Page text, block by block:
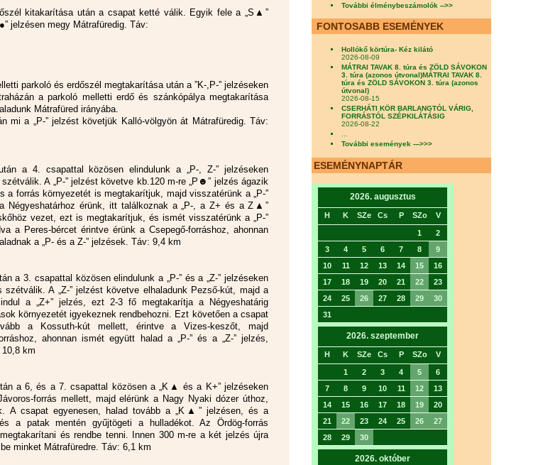
kitakarítása után a csapat ketté válik. Egyik fele a „S▲”
jelzésen megy Mátrafüredig. Táv:
parkoló és erdőszél megtakarítása után a ”K-,P-” jelzéseken
a parkoló melletti erdő és szánkópálya megtakarítása
Mátrafüred irányába.
mi a „P-” jelzést követjük Kalló-völgyön át Mátrafüredig. Táv:
a 4. csapattal közösen elindulunk a „P-, Z-” jelzéseken
A „P-” jelzést követve kb.120 m-re „P☻” jelzés ágazik
a forrás környezetét is megtakarítjuk, majd visszatérünk a „P-”
Négyeshatárhoz érünk, itt találkoznak a „P-, a Z+ és a Z▲”
vezet, ezt is megtakarítjuk, és ismét visszatérünk a „P-”
a Peres-bércet érintve érünk a Csepegő-forráshoz, ahonnan
a „P- és a Z-” jelzések. Táv: 9,4 km
a 3. csapattal közösen elindulunk a „P-” és a „Z-” jelzéseken
szétválik. A „Z-” jelzést követve elhaladunk Pezső-kút, majd a
a „Z+” jelzés, ezt 2-3 fő megtakarítja a Négyeshatárig
környezetét igyekeznek rendbehozni. Ezt követően a csapat
a Kossuth-kút mellett, érintve a Vizes-keszőt, majd
ahonnan ismét együtt halad a „P-” és a „Z-” jelzés,
km
a 6, és a 7. csapattal közösen a „K▲ és a K+” jelzéseken
forrás mellett, majd elérünk a Nagy Nyaki dózer úthoz,
A csapat egyenesen, halad tovább a „K▲” jelzésen, és a
a patak mentén gyűjtögeti a hulladékot. Az Ördög-forrás
és rendbe tenni. Innen 300 m-re a két jelzés újra
minket Mátrafüredre. Táv: 6,1 km
További élménybeszámolók -->>
FONTOSABB ESEMÉNYEK
Hollókő körtúra- Kéz kilátó
2026-08-09
MÁTRAI TAVAK 8. túra és ZÖLD SÁVOKON
3. túra (azonos útvonal)MÁTRAI TAVAK 8.
túra és ZÖLD SÁVOKON 3. túra (azonos
útvonal)
2026-08-15
CSERHÁTI KÖR BARLANGTÓL VÁRIG,
FORRÁSTÓL SZÉPKILÁTÁSIG
2026-08-22
...
További események --->>>
ESEMÉNYNAPTÁR
2026. augusztus
H K SZe Cs P SZo V
1
2
3
4 5 6 7 8
9
10
11 12 13 14 15
16
17
18 19 20 21 22
23
24
25 26 27 28 29
30
31
2026. szeptember
H K SZe Cs P SZo V
1 2 3 4 5
6
7
8 9 10 11 12
13
14
15 16 17 18 19
20
21
22 23 24 25 26
27
28
29 30
2026. október